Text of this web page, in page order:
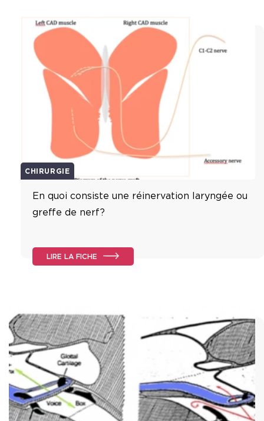
CHIRURGIE
En quoi consiste une réinervation laryngée ou
greffe de nerf?
LIRE LA FICHE